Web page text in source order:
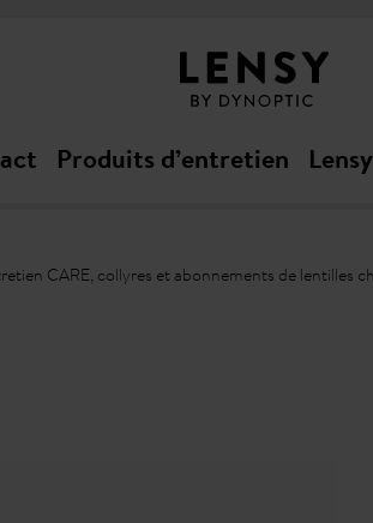
Produits d’entretien
CARE, collyres et abonnements de lentilles